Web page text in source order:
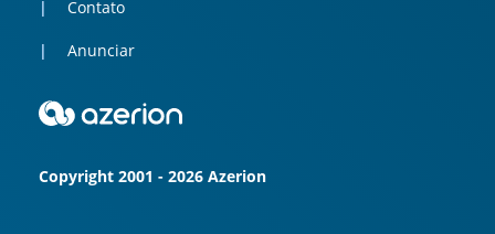
Contato
Anunciar
Copyright 2001 - 2026 Azerion